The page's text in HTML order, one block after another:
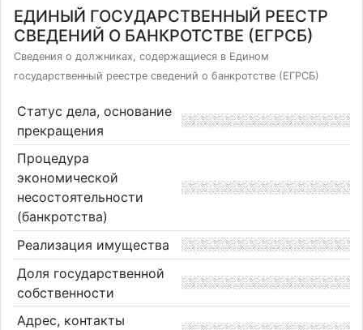
ЕДИНЫЙ ГОСУДАРСТВЕННЫЙ РЕЕСТР
СВЕДЕНИЙ О БАНКРОТСТВЕ (ЕГРСБ)
Сведения о должниках, содержащиеся в Едином
государственный реестре сведений о банкротстве (ЕГРСБ)
Статус дела, основание
прекращения
Процедура
экономической
несостоятельности
(банкротства)
Реализация имущества
Доля государственной
собственности
Адрес, контакты